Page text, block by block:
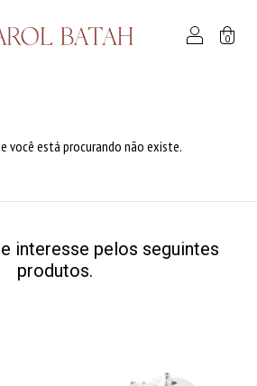
0
você está procurando não existe.
interesse pelos seguintes
produtos.